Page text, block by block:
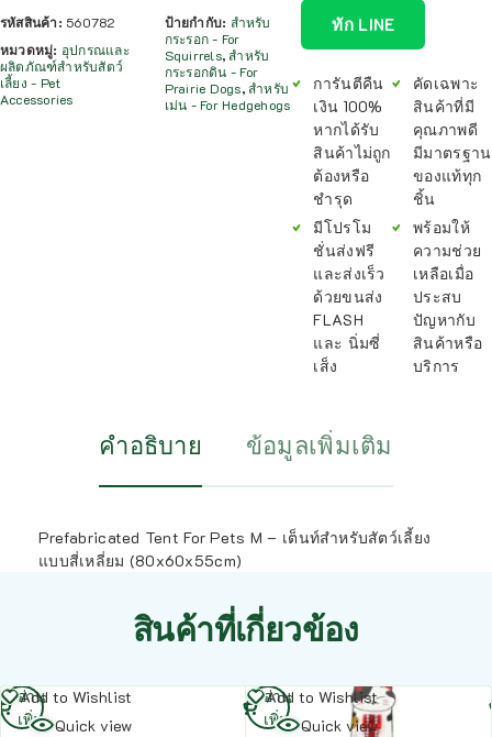
รหัสสินค้า: 560782
หมวดหมู่: อุปกรณและ
ผลิตภัณฑ์สำหรับสัตว์
เลี้ยง - Pet
Accessories
ป้ายกำกับ: สำหรับ
กระรอก - For
Squirrels,สำหรับ
กระรอกดิน - For
Prairie Dogs,สำหรับ
เม่น - For Hedgehogs
ทัก LINE
การันตีคืน
เงิน 100%
หากได้รับ
สินค้าไม่ถูก
ต้องหรือ
ชำรุด
มีโปรโม
ชั่นส่งฟรี
และส่งเร็ว
ด้วยขนส่ง
FLASH
และ นิ่มซี่
เส็ง
คัดเฉพาะ
สินค้าที่มี
คุณภาพดี
มีมาตรฐาน
ของแท้ทุก
ชิ้น
พร้อมให้
ความช่วย
เหลือเมื่อ
ประสบ
ปัญหากับ
สินค้าหรือ
บริการ
คำอธิบาย ข้อมูลเพิ่มเติม
Prefabricated Tent For Pets M – เต็นท์สำหรับสัตว์เลี้ยง
แบบสี่เหลี่ยม (80x60x55cm)
สินค้าที่เกี่ยวข้อง
Add to Wishlist
Quick view
อ่าน
เพิ่ม
Add to Wishlist
Quick view
อ่าน
เพิ่ม